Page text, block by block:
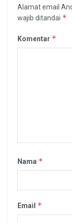
Alamat email
wajib ditandai *
Komentar *
Nama *
Email *